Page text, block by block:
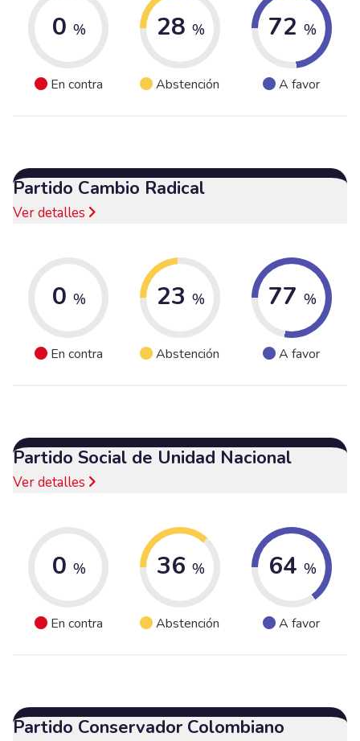
0 %
En contra
28 %
Abstención
72 %
A favor
Partido Cambio Radical
Ver detalles
0 %
En contra
23 %
Abstención
77 %
A favor
Partido Social de Unidad Nacional
Ver detalles
0 %
En contra
36 %
Abstención
64 %
A favor
Partido Conservador Colombiano